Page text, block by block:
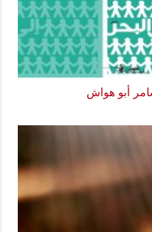
أبو هواش